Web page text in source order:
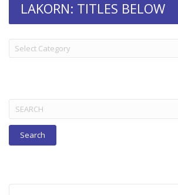
LAKORN: TITLES BELOW
LAKORN:
TITLES
Search
for: